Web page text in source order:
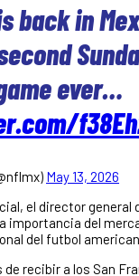
back in
ever…
May 13, 2026
el director general
importancia del
del futbol
recibir a los San